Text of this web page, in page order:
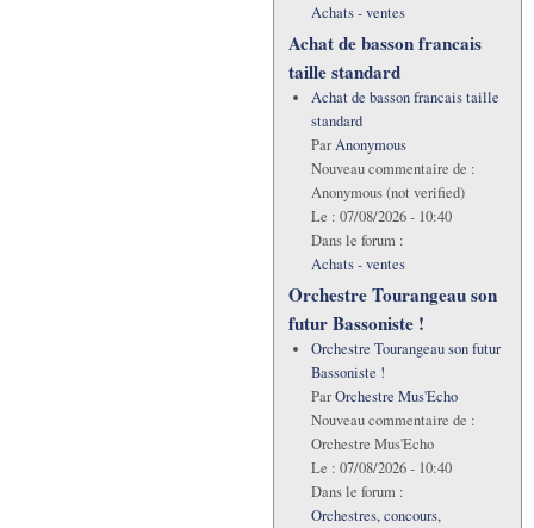
Achats - ventes
Achat de basson francais
taille standard
Achat de basson francais taille
standard
ParAnonymous
Nouveau commentaire de :
Anonymous (not verified)
Le : 07/08/2026 - 10:40
Dans le forum :
Achats - ventes
Orchestre Tourangeau son
futur Bassoniste !
Orchestre Tourangeau son futur
Bassoniste !
ParOrchestre Mus'Echo
Nouveau commentaire de :
Orchestre Mus'Echo
Le : 07/08/2026 - 10:40
Dans le forum :
Orchestres, concours,